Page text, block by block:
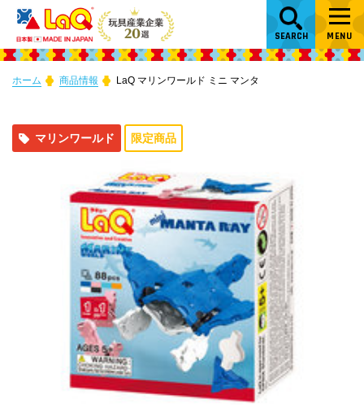
SEARCH MENU
ホーム 商品情報 LaQ マリンワールド ミニ マンタ
マリンワールド 限定商品